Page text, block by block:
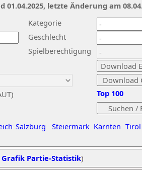
Kategorie
Geschlecht
Spielberechtigung
Salzburg Steiermark Kärnten Tirol
Top 100
01.04.2025, letzte Änderung am
Grafik Partie-Statistik)